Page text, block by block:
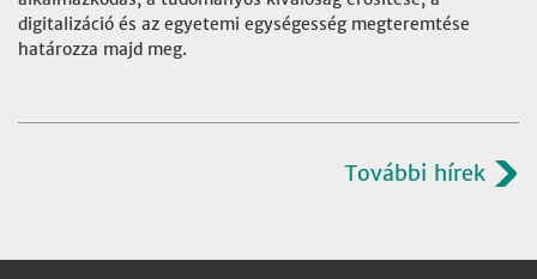
digitalizáció és az egyetemi egységesség megteremtése
határozza majd meg.
További hírek